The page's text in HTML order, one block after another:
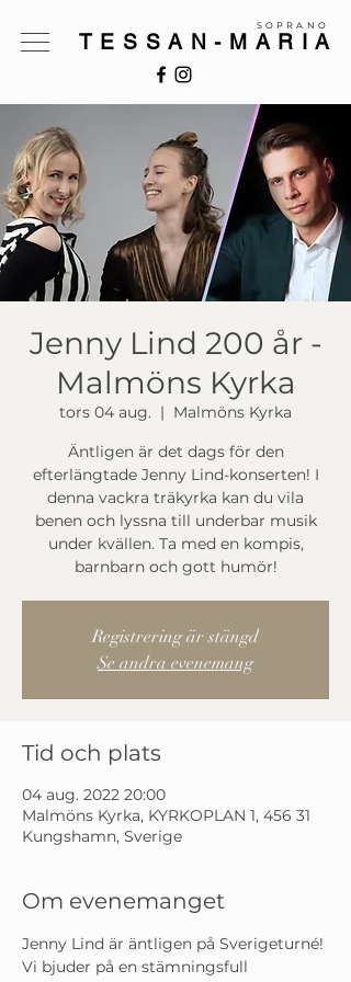
SOPRANO
TESSAN-MARIA
Jenny Lind 200 år -
Malmöns Kyrka
tors 04 aug.
  |
Malmöns Kyrka
Äntligen är det dags för den
efterlängtade Jenny Lind-konserten! I
denna vackra träkyrka kan du vila
benen och lyssna till underbar musik
under kvällen. Ta med en kompis,
barnbarn och gott humör!
Registrering är stängd
Se andra evenemang
Tid och plats
04 aug. 2022 20:00
Malmöns Kyrka, KYRKOPLAN 1, 456 31
Kungshamn, Sverige
Om evenemanget
Jenny Lind är äntligen på Sverigeturné!
Vi bjuder på en stämningsfull